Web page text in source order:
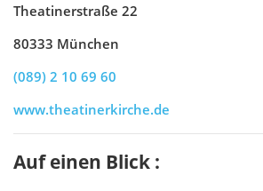
Theatinerstraße 22
80333 München
(089) 2 10 69 60
www.theatinerkirche.de
Auf einen Blick :